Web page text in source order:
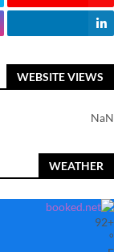
WEBSITE VIEWS
NaN
WEATHER
+
92
°